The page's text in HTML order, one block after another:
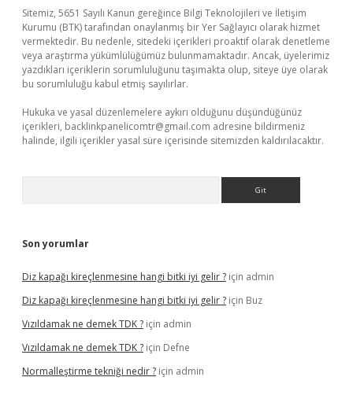
Sitemiz, 5651 Sayılı Kanun gereğince Bilgi Teknolojileri ve İletişim
Kurumu (BTK) tarafından onaylanmış bir Yer Sağlayıcı olarak hizmet
vermektedir. Bu nedenle, sitedeki içerikleri proaktif olarak denetleme
veya araştırma yükümlülüğümüz bulunmamaktadır. Ancak, üyelerimiz
yazdıkları içeriklerin sorumluluğunu taşımakta olup, siteye üye olarak
bu sorumluluğu kabul etmiş sayılırlar.
Hukuka ve yasal düzenlemelere aykırı olduğunu düşündüğünüz
içerikleri, backlinkpanelicomtr@gmail.com adresine bildirmeniz
halinde, ilgili içerikler yasal süre içerisinde sitemizden kaldırılacaktır.
Son yorumlar
Diz kapağı kireçlenmesine hangi bitki iyi gelir ? için admin
Diz kapağı kireçlenmesine hangi bitki iyi gelir ? için Buz
Vızıldamak ne demek TDK ? için admin
Vızıldamak ne demek TDK ? için Defne
Normalleştirme tekniği nedir ? için admin